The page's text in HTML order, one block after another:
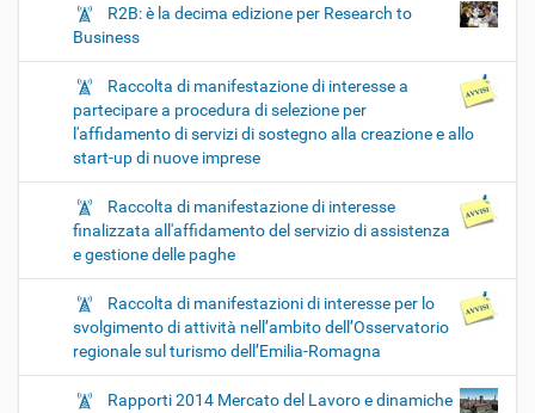
R2B: è la decima edizione per Research to
Business
Raccolta di manifestazione di interesse a
partecipare a procedura di selezione per
l'affidamento di servizi di sostegno alla creazione e allo
start-up di nuove imprese
Raccolta di manifestazione di interesse
finalizzata all'affidamento del servizio di assistenza
e gestione delle paghe
Raccolta di manifestazioni di interesse per lo
svolgimento di attività nell’ambito dell’Osservatorio
regionale sul turismo dell’Emilia-Romagna
Rapporti 2014 Mercato del Lavoro e dinamiche